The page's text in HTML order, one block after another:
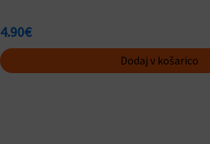
4.90€
Dodaj v košarico